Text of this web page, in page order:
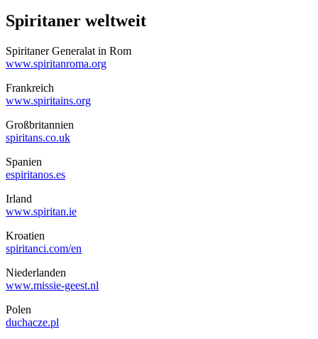
Spiritaner weltweit
Spiritaner Generalat in Rom
www.spiritanroma.org
Frankreich
www.spiritains.org
Großbritannien
spiritans.co.uk
Spanien
espiritanos.es
Irland
www.spiritan.ie
Kroatien
spiritanci.com/en
Niederlanden
www.missie-geest.nl
Polen
duchacze.pl